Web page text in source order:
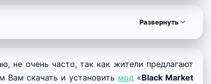
Развернуть
не очень часто, так как жители предлагают
Вам скачать и установить мод «Black Market